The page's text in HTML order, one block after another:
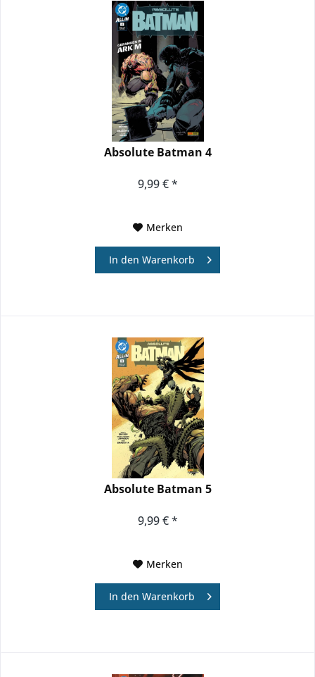
Absolute Batman 4
9,99 € *
Merken
In den Warenkorb
Absolute Batman 5
9,99 € *
Merken
In den Warenkorb